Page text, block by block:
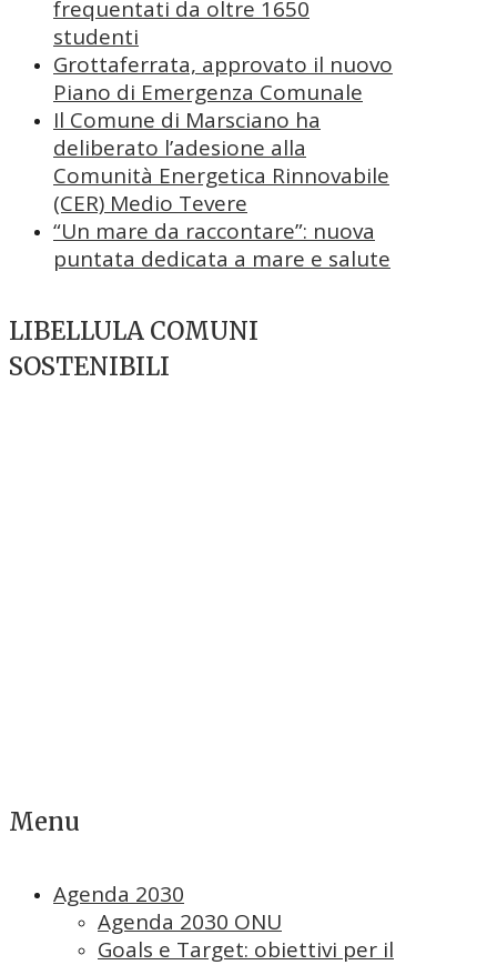
frequentati da oltre 1650
studenti
Grottaferrata, approvato il nuovo
Piano di Emergenza Comunale
Il Comune di Marsciano ha
deliberato l’adesione alla
Comunità Energetica Rinnovabile
(CER) Medio Tevere
“Un mare da raccontare”: nuova
puntata dedicata a mare e salute
LIBELLULA COMUNI
SOSTENIBILI
Menu
Agenda 2030
Agenda 2030 ONU
Goals e Target: obiettivi per il